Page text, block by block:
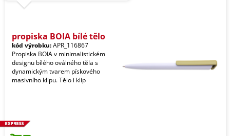
propiska BOIA bílé tělo
kód výrobku:APR_116867
Propiska BOIA v minimalistickém
designu bílého oválného těla s
dynamickým tvarem pískového
masivního klipu. Tělo i klip